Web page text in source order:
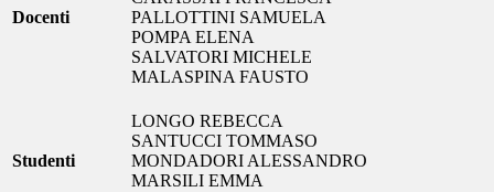
Docenti
PALLOTTINI SAMUELA
POMPA ELENA
SALVATORI MICHELE
MALASPINA FAUSTO
Studenti
LONGO REBECCA
SANTUCCI TOMMASO
MONDADORI ALESSANDRO
MARSILI EMMA